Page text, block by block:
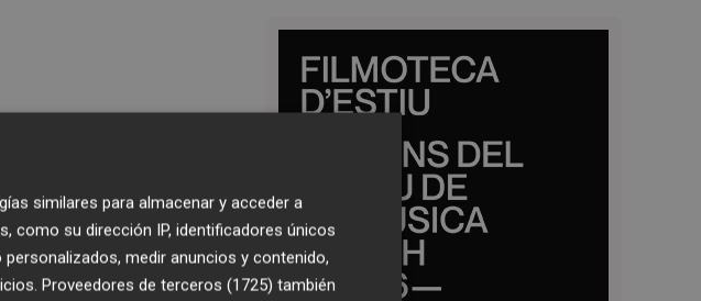
similares para almacenar y acceder a
como su dirección IP, identificadores únicos
medir anuncios y contenido,
Proveedores de terceros (1725) también